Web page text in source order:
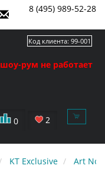
8 (495) 989-52-28
рум не работает
0 2
Код клиента: 99-001
KT Exclusive Art